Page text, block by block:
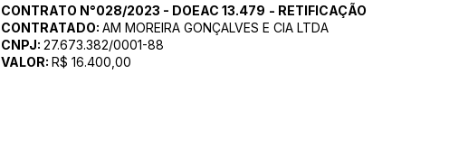
CONTRATO N°028/2023 - DOEAC 13.479 - RETIFICAÇÃO
CONTRATADO: AM MOREIRA GONÇALVES E CIA LTDA
CNPJ: 27.673.382/0001-88
VALOR: R$ 16.400,00